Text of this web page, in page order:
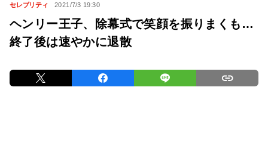
セレブリティ 2021/7/3 19:30
ヘンリー王子、除幕式で笑顔を振りまくも…
終了後は速やかに退散